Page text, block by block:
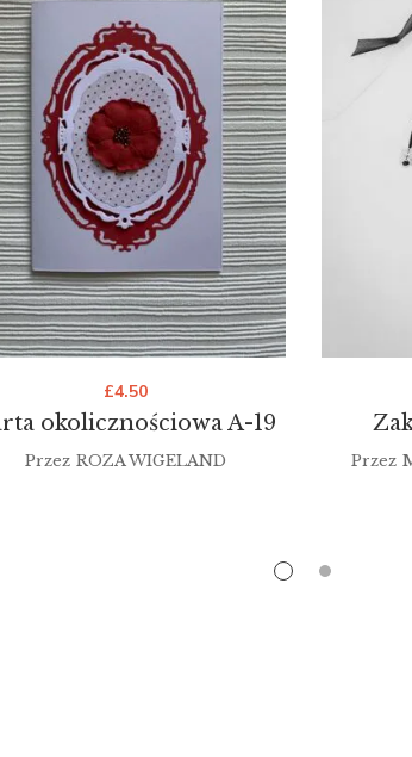
okolicznościowa A-19
£4.50
Przez ROZA WIGELAND Przez